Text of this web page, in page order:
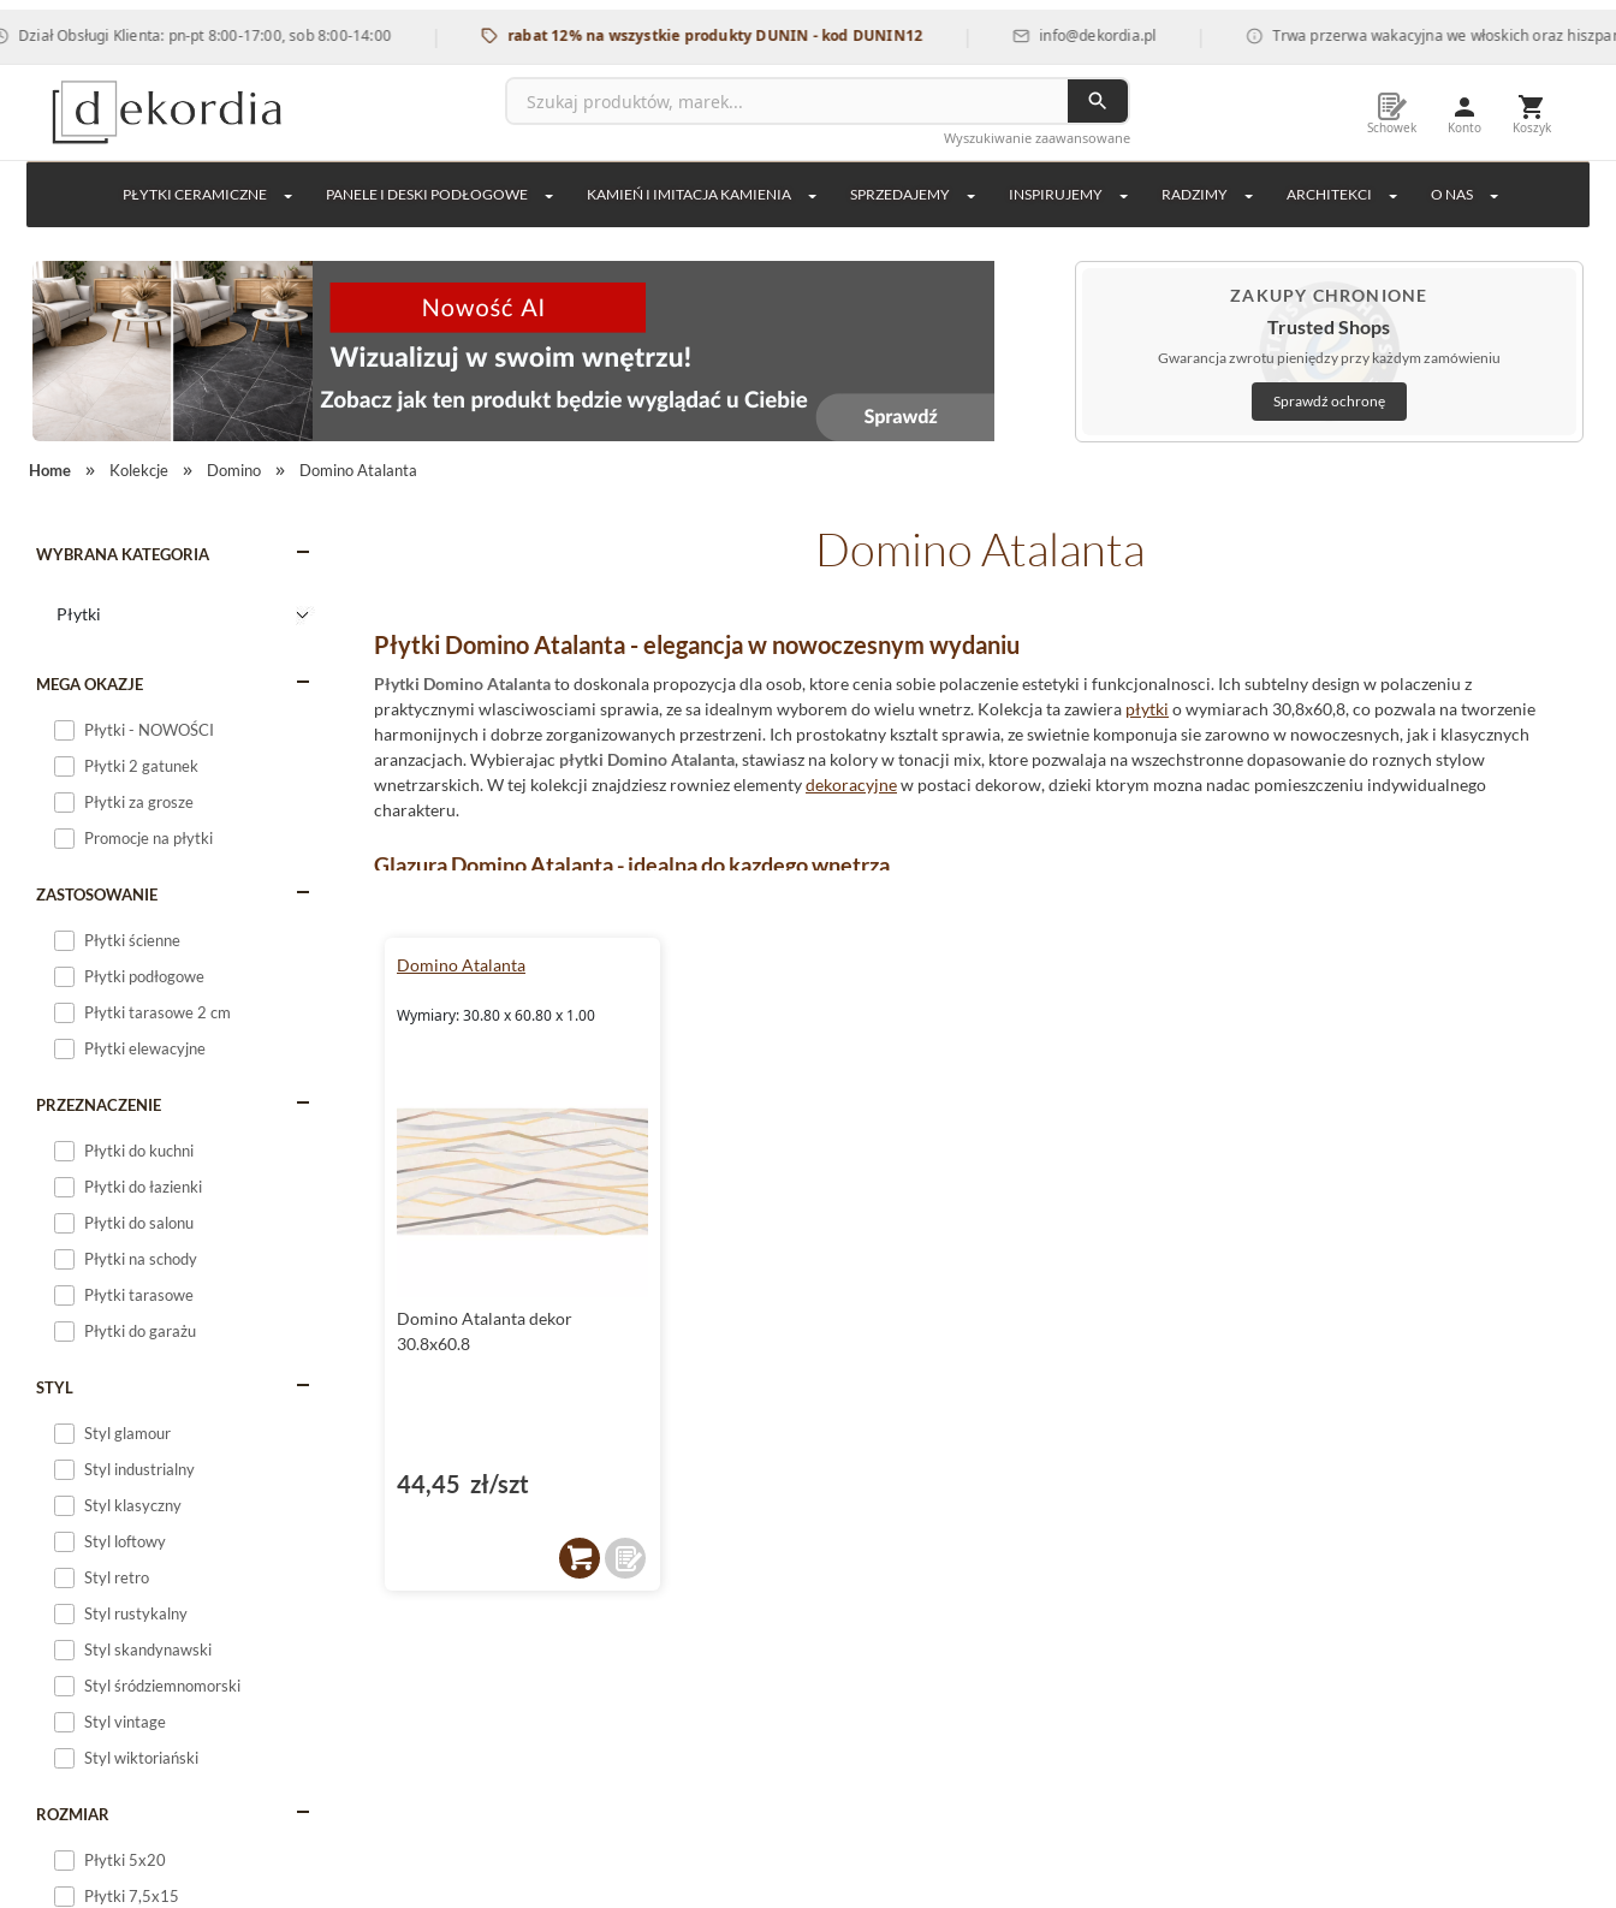
Obsługi Klienta: pn-pt 8:00-17:00, sob 8:00-14:00 | rabat 12% na wszystkie produkty DUNIN - kod DUNIN12 | info@dekordia.pl | Trwa przerwa wakacyjna we włoskich oraz
Wyszukiwanie zaawansowane
Schowek Konto Koszyk
PŁYTKI CERAMICZNE PANELE I DESKI PODŁOGOWE KAMIEŃ I IMITACJA KAMIENIA SPRZEDAJEMY INSPIRUJEMY RADZIMY ARCHITEKCI O NAS
ZAKUPY CHRONIONE
Trusted Shops
Gwarancja zwrotu pieniędzy przy każdym zamówieniu
Sprawdź ochronę
Home Kolekcje Domino Domino Atalanta
WYBRANA KATEGORIA
MEGA OKAZJE
Płytki - NOWOŚCI
Płytki 2 gatunek
Płytki za grosze
Promocje na płytki
ZASTOSOWANIE
Płytki ścienne
Płytki podłogowe
Płytki tarasowe 2 cm
Płytki elewacyjne
PRZEZNACZENIE
Płytki do kuchni
Płytki do łazienki
Płytki do salonu
Płytki na schody
Płytki tarasowe
Płytki do garażu
STYL
Styl glamour
Styl industrialny
Styl klasyczny
Styl loftowy
Styl retro
Styl rustykalny
Styl skandynawski
Styl śródziemnomorski
Styl vintage
Styl wiktoriański
ROZMIAR
Płytki 5x20
Płytki 7,5x15
Domino Atalanta
Płytki Domino Atalanta - elegancja w nowoczesnym wydaniu
Płytki Domino Atalantato doskonala propozycja dla osob, ktore cenia sobie polaczenie estetyki i funkcjonalnosci. Ich subtelny design w polaczeniu z
praktycznymi wlasciwosciami sprawia, ze sa idealnym wyborem do wielu wnetrz. Kolekcja ta zawiera płytki o wymiarach 30,8x60,8, co pozwala na tworzenie
harmonijnych i dobrze zorganizowanych przestrzeni. Ich prostokatny ksztalt sprawia, ze swietnie komponuja sie zarowno w nowoczesnych, jak i klasycznych
aranzacjach. Wybierajac płytki Domino Atalanta, stawiasz na kolory w tonacji mix, ktore pozwalaja na wszechstronne dopasowanie do roznych stylow
wnetrzarskich. W tej kolekcji znajdziesz rowniez elementydekoracyjnew postaci dekorow, dzieki ktorym mozna nadac pomieszczeniu indywidualnego
charakteru.
Glazura Domino Atalanta - idealna do kazdego wnętrza
Płytki do łazienki - praktycznosc i styl w jednym
łazienki, oferujac mozliwosc wprowadzenia ciekawych wzorow i akcentow. Dzieki wykonaniu z glazury, płytki sa latwe w utrzymaniu czystosci, co ma kluczowe
znaczenie w wilgotnych pomieszczeniach. To doskonaly wybor, który laczy funkcjonalnosc z nowoczesnym designem.
Płytki do kuchni - harmonia i wytrwalosc
Płytki do kuchnipowinny spelniac wymagania zarowno estetyczne, jak i praktyczne. Kolekcja Domino Atalanta to rozwiazanie, ktore laczy oba te aspekty.
mix sprawiaja, ze płytki Domino Atalanta idealnie komponuja sie z roznymi stylami wystroju, od klasycznych po nowoczesne. Dekory zawarte w tej kolekcji
moga stanowic interesujacy akcent, który nada kuchni wyjatkowego charakteru.
kazdym salonie. Dzieki prostokatnemu ksztaltowi oraz kolorystyce w tonacji mix, płytki te lacza sie z roznymi stylami wystroju, od minimalistycznych po bardziej
klasyczne. Dekory z tej kolekcji pozwalaja na wprowadzenie oryginalnych akcentow, ktore podkreslaja indywidualny charakter wnetrza. Wykonane z wysokiej
Domino płytki i płytki Domino - jakość i styl
Domino Atalanta
Wymiary: 30.80 x 60.80 x 1.00
Domino Atalanta dekor
30.8x60.8
44,45 zł/szt